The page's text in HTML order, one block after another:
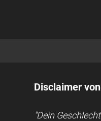
Disclaimer von
"Dein